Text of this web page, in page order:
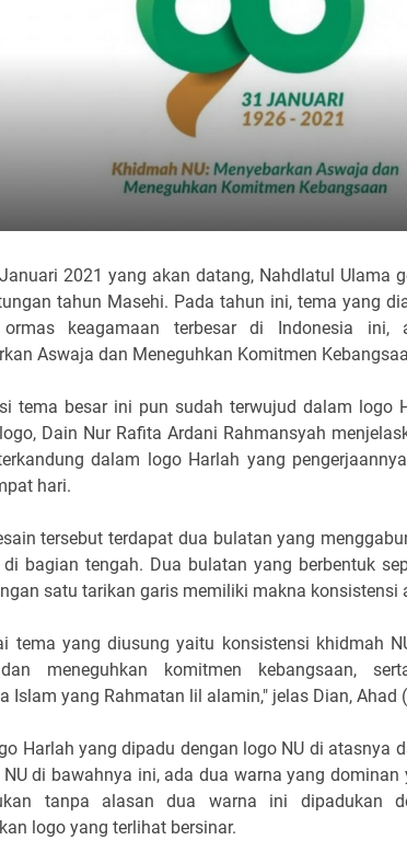
2021 yang akan datang, Nahdlatul Ulama
tahun Masehi. Pada tahun ini, tema yang
ormas keagamaan terbesar di Indonesia ini,
Aswaja dan Meneguhkan Komitmen
tema besar ini pun sudah terwujud dalam logo
Dain Nur Rafita Ardani Rahmansyah
dalam logo Harlah yang
hari.
tersebut terdapat dua bulatan yang
bagian tengah. Dua bulatan yang berbentuk
satu tarikan garis memiliki makna konsistensi
tema yang diusung yaitu konsistensi khidmah
meneguhkan komitmen kebangsaan,
Islam yang Rahmatan lil alamin," jelas Dian, Ahad
Harlah yang dipadu dengan logo NU di atasnya
NU di bawahnya ini, ada dua warna yang
tanpa alasan dua warna ini dipadukan
logo yang terlihat bersinar.